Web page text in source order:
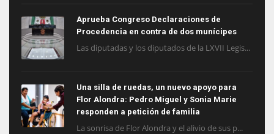
Aprueba Congreso Declaraciones de
Procedencia en contra de dos munícipes
Las diputadas y los diputados de la LXVII Legis...
Una silla de ruedas, un nuevo apoyo para
Flor Alondra: Pedro Miguel y Sonia Marie
responden a petición de familia
La sonrisa de Flor Alondra y el alivio de sus p...